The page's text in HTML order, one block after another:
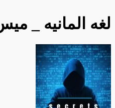
لغه المانيه _